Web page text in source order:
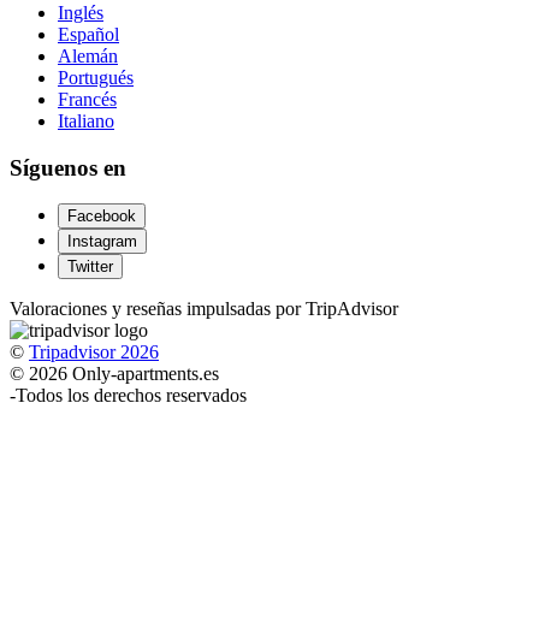
Inglés
Español
Alemán
Portugués
Francés
Italiano
Síguenos en
Facebook
Instagram
Twitter
Valoraciones y reseñas impulsadas por TripAdvisor
© Tripadvisor 2026
© 2026 Only-apartments.es
-Todos los derechos reservados